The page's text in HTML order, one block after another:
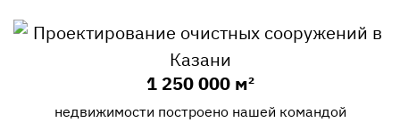
1 250 000 м²
недвижимости построено нашей командой